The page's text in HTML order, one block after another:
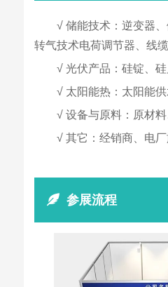
√ 储能技术：逆变器
转气技术电荷调节器、线
√ 光伏产品：硅锭、
√ 太阳能热：太阳能
√ 设备与原料：原材
√ 其它：经销商、电
参展流程